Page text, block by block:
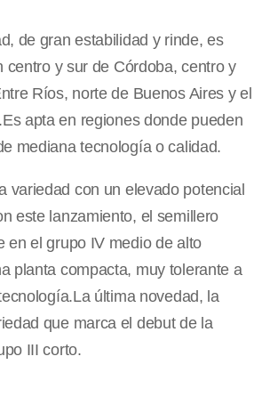
de gran estabilidad y rinde, es
centro y sur de Córdoba, centro y
Ríos, norte de Buenos Aires y el
apta en regiones donde pueden
mediana tecnología o calidad.
variedad con un elevado potencial
este lanzamiento, el semillero
en el grupo IV medio de alto
planta compacta, muy tolerante a
última novedad, la
que marca el debut de la
III corto.